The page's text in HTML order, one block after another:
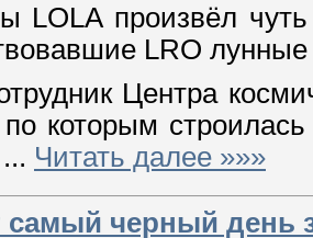
LOLA произвёл
LRO
Центра
которым
... Читать далее »»»
черный день